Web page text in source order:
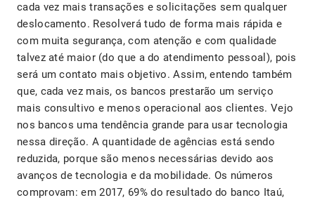
cada vez mais transações e solicitações sem qualquer
deslocamento. Resolverá tudo de forma mais rápida e
com muita segurança, com atenção e com qualidade
talvez até maior (do que a do atendimento pessoal), pois
será um contato mais objetivo. Assim, entendo também
que, cada vez mais, os bancos prestarão um serviço
mais consultivo e menos operacional aos clientes. Vejo
nos bancos uma tendência grande para usar tecnologia
nessa direção. A quantidade de agências está sendo
reduzida, porque são menos necessárias devido aos
avanços de tecnologia e da mobilidade. Os números
comprovam: em 2017, 69% do resultado do banco Itaú,